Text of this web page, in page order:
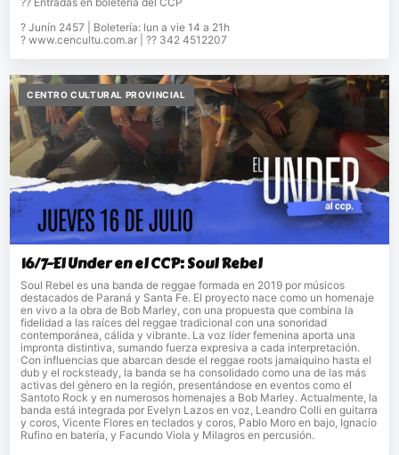
? Junín 2457 | Boletería: lun a vie 14 a 21h
? www.cencultu.com.ar | ?? 342 4512207
CENTRO CULTURAL PROVINCIAL
16/7-El Under en el CCP: Soul Rebel
Soul Rebel es una banda de reggae formada en 2019 por músicos
destacados de Paraná y Santa Fe. El proyecto nace como un homenaje
en vivo a la obra de Bob Marley, con una propuesta que combina la
fidelidad a las raíces del reggae tradicional con una sonoridad
contemporánea, cálida y vibrante. La voz líder femenina aporta una
impronta distintiva, sumando fuerza expresiva a cada interpretación.
Con influencias que abarcan desde el reggae roots jamaiquino hasta el
dub y el rocksteady, la banda se ha consolidado como una de las más
activas del género en la región, presentándose en eventos como el
Santoto Rock y en numerosos homenajes a Bob Marley. Actualmente, la
banda está integrada por Evelyn Lazos en voz, Leandro Colli en guitarra
y coros, Vicente Flores en teclados y coros, Pablo Moro en bajo, Ignacio
Rufino en batería, y Facundo Viola y Milagros en percusión.